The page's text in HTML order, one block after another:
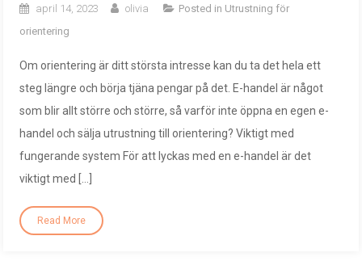
april 14, 2023 olivia Posted in Utrustning för
orientering
Om orientering är ditt största intresse kan du ta det hela ett
steg längre och börja tjäna pengar på det. E-handel är något
som blir allt större och större, så varför inte öppna en egen e-
handel och sälja utrustning till orientering? Viktigt med
fungerande system För att lyckas med en e-handel är det
viktigt med […]
Read More